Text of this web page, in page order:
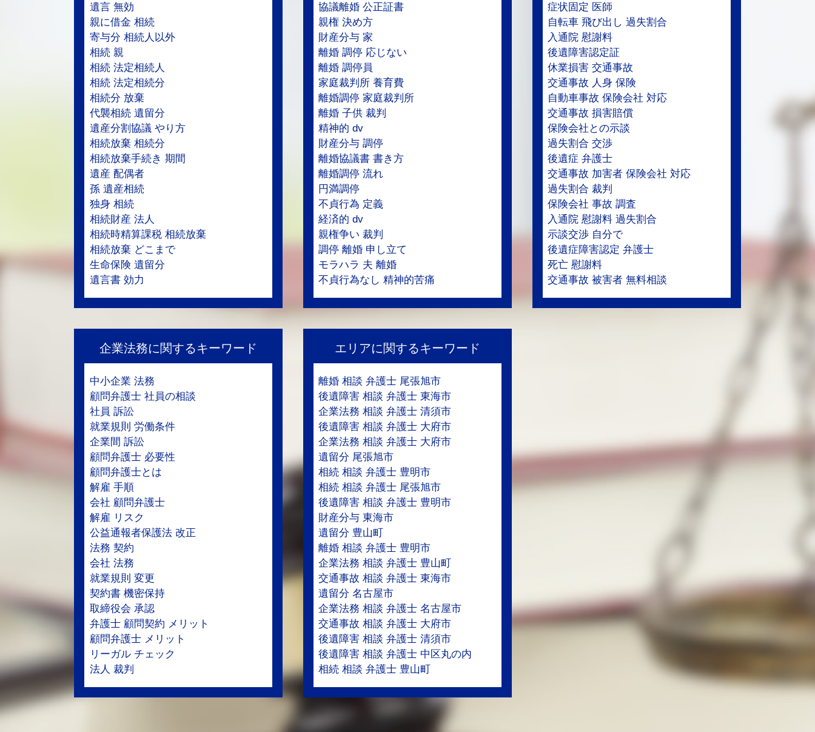
遺言 無効
親に借金 相続
寄与分 相続人以外
相続 親
相続 法定相続人
相続 法定相続分
相続分 放棄
代襲相続 遺留分
遺産分割協議 やり方
相続放棄 相続分
相続放棄手続き 期間
遺産 配偶者
孫 遺産相続
独身 相続
相続財産 法人
相続時精算課税 相続放棄
相続放棄 どこまで
生命保険 遺留分
遺言書 効力
協議離婚 公正証書
親権 決め方
財産分与 家
離婚 調停 応じない
離婚 調停員
家庭裁判所 養育費
離婚調停 家庭裁判所
離婚 子供 裁判
精神的 dv
財産分与 調停
離婚協議書 書き方
離婚調停 流れ
円満調停
不貞行為 定義
経済的 dv
親権争い 裁判
調停 離婚 申し立て
モラハラ 夫 離婚
不貞行為なし 精神的苦痛
症状固定 医師
自転車 飛び出し 過失割合
入通院 慰謝料
後遺障害認定証
休業損害 交通事故
交通事故 人身 保険
自動車事故 保険会社 対応
交通事故 損害賠償
保険会社との示談
過失割合 交渉
後遺症 弁護士
交通事故 加害者 保険会社 対応
過失割合 裁判
保険会社 事故 調査
入通院 慰謝料 過失割合
示談交渉 自分で
後遺症障害認定 弁護士
死亡 慰謝料
交通事故 被害者 無料相談
企業法務に関するキーワード
中小企業 法務
顧問弁護士 社員の相談
社員 訴訟
就業規則 労働条件
企業間 訴訟
顧問弁護士 必要性
顧問弁護士とは
解雇 手順
会社 顧問弁護士
解雇 リスク
公益通報者保護法 改正
法務 契約
会社 法務
就業規則 変更
契約書 機密保持
取締役会 承認
弁護士 顧問契約 メリット
顧問弁護士 メリット
リーガル チェック
法人 裁判
エリアに関するキーワード
離婚 相談 弁護士 尾張旭市
後遺障害 相談 弁護士 東海市
企業法務 相談 弁護士 清須市
後遺障害 相談 弁護士 大府市
企業法務 相談 弁護士 大府市
遺留分 尾張旭市
相続 相談 弁護士 豊明市
相続 相談 弁護士 尾張旭市
後遺障害 相談 弁護士 豊明市
財産分与 東海市
遺留分 豊山町
離婚 相談 弁護士 豊明市
企業法務 相談 弁護士 豊山町
交通事故 相談 弁護士 東海市
遺留分 名古屋市
企業法務 相談 弁護士 名古屋市
交通事故 相談 弁護士 大府市
後遺障害 相談 弁護士 清須市
後遺障害 相談 弁護士 中区丸の内
相続 相談 弁護士 豊山町